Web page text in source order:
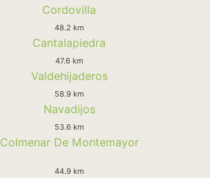
Cordovilla
48.2 km
Cantalapiedra
47.6 km
Valdehijaderos
58.9 km
Navadijos
53.6 km
Colmenar De Montemayor
44.9 km